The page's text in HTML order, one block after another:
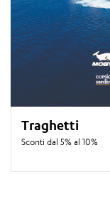
Traghetti
Sconti dal 5% al 10%